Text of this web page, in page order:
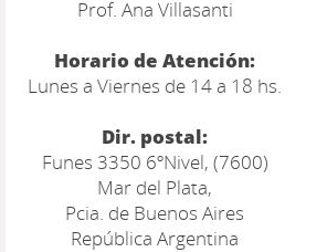
Prof. Ana Villasanti
Horario de Atención:
Lunes a Viernes de 14 a 18 hs.
Dir. postal:
Funes 3350 6ºNivel, (7600)
Mar del Plata,
Pcia. de Buenos Aires
República Argentina